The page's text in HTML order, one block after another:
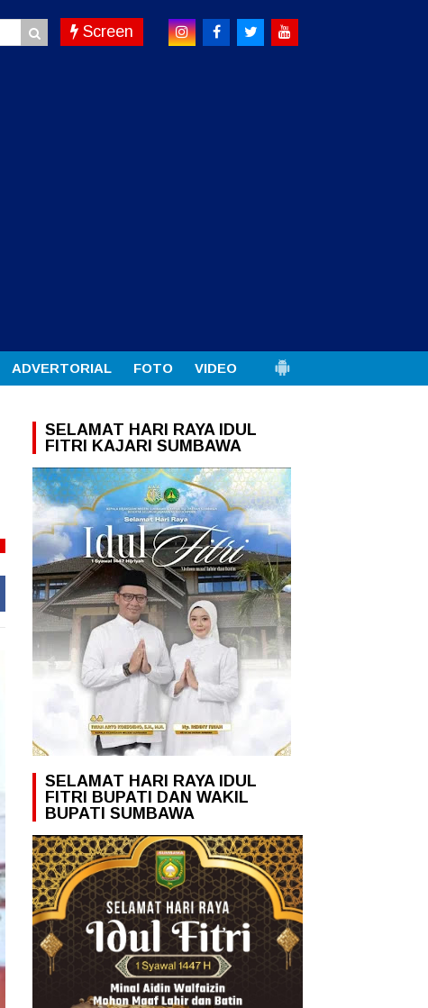
Screen
ADVERTORIAL FOTO VIDEO
SELAMAT HARI RAYA IDUL
FITRI KAJARI SUMBAWA
SELAMAT HARI RAYA IDUL
FITRI BUPATI DAN WAKIL
BUPATI SUMBAWA